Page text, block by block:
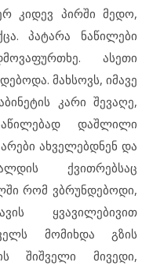
კიდევ პირში მედო,
პატარა ნაწილები
ასეთი
მახსოვს, იმავე
კარი შევაღე,
დაშლილი
ახველებდნენ და
ქვითრებსაც
რომ ვბრუნდებოდი,
ყვავილებივით
მომიხდა გზის
შიშველი მივედი,